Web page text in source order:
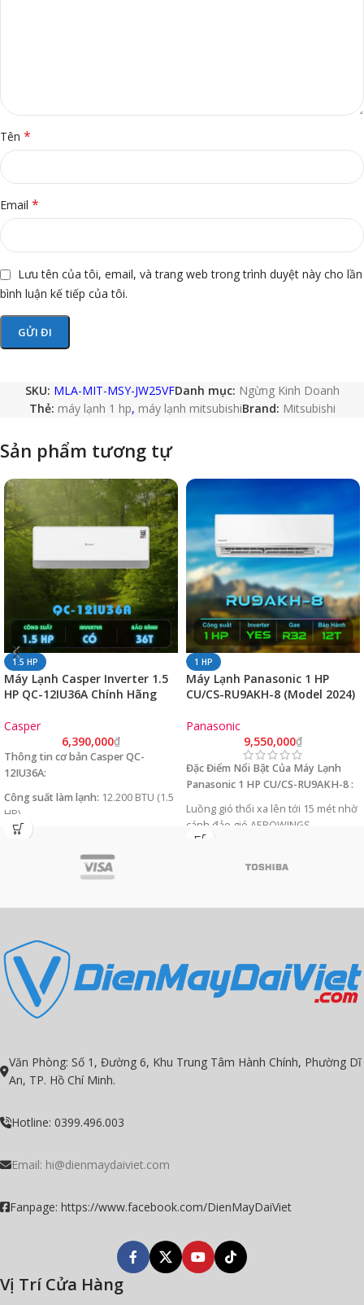
Tên *
Email *
Lưu tên của tôi, email, và trang web trong trình duyệt này cho lần
bình luận kế tiếp của tôi.
SKU: MLA-MIT-MSY-JW25VFDanh mục: Ngừng Kinh Doanh
Thẻ: máy lạnh 1 hp, máy lạnh mitsubishiBrand: Mitsubishi
Sản phẩm tương tự
1.5 HP
Máy Lạnh Casper Inverter 1.5
HP QC-12IU36A Chính Hãng
Casper
6,390,000₫
Thông tin cơ bản Casper QC-
12IU36A:
Công suất làm lạnh: 12.200 BTU (1.5
HP)
Diện tích phù hợp:
Inverter + i-Saving tiết
môi trường)
1 HP
Máy Lạnh Panasonic 1 HP
CU/CS-RU9AKH-8 (Model 2024)
Panasonic
9,550,000₫
Đặc Điểm Nổi Bật Của Máy Lạnh
Panasonic 1 HP CU/CS-RU9AKH-8 :
Luồng gió thổi xa lên tới 15 mét nhờ
cánh đảo gió AEROWINGS.
Chức năng kiểm soát độ ẩm tiên tiến
hợp sẵn cảm biến độ ẩm.
dàn lạnh.
Có chế độ Inverter tiết kiệm điện.
Gas R32 bảo vệ môi trường.
Văn Phòng: Số 1, Đường 6, Khu Trung Tâm Hành Chính, Phường Dĩ
An, TP. Hồ Chí Minh.
Hotline: 0399.496.003
Email: hi@dienmaydaiviet.com
Fanpage: https://www.facebook.com/DienMayDaiViet
Vị Trí Cửa Hàng